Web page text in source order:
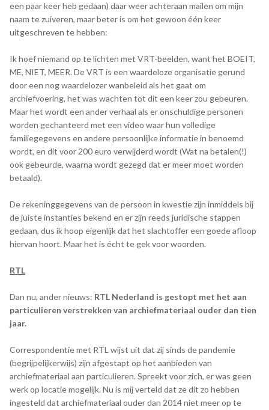
een paar keer heb gedaan) daar weer achteraan mailen om mijn
naam te zuiveren, maar beter is om het gewoon één keer
uitgeschreven te hebben:
Ik hoef niemand op te lichten met VRT-beelden, want het BOEIT,
ME, NIET, MEER. De VRT is een waardeloze organisatie gerund
door een nog waardelozer wanbeleid als het gaat om
archiefvoering, het was wachten tot dit een keer zou gebeuren.
Maar het wordt een ander verhaal als er onschuldige personen
worden gechanteerd met een video waar hun volledige
familiegegevens en andere persoonlijke informatie in benoemd
wordt, en dit voor 200 euro verwijderd wordt (Wat na betalen(!)
ook gebeurde, waarna wordt gezegd dat er meer moet worden
betaald).
De rekeninggegevens van de persoon in kwestie zijn inmiddels bij
de juiste instanties bekend en er zijn reeds juridische stappen
gedaan, dus ik hoop eigenlijk dat het slachtoffer een goede afloop
hiervan hoort. Maar het is écht te gek voor woorden.
RTL
Dan nu, ander nieuws: RTL Nederland is gestopt met het aan
particulieren verstrekken van archiefmateriaal ouder dan tien
jaar.
Correspondentie met RTL wijst uit dat zij sinds de pandemie
(begrijpelijkerwijs) zijn afgestapt op het aanbieden van
archiefmateriaal aan particulieren. Spreekt voor zich, er was geen
werk op locatie mogelijk. Nu is mij verteld dat ze dit zo hebben
ingesteld dat archiefmateriaal ouder dan 2014 niet meer op te